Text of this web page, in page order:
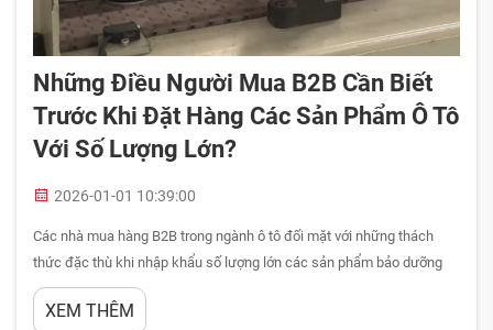
Những Điều Người Mua B2B Cần Biết
Trước Khi Đặt Hàng Các Sản Phẩm Ô Tô
Với Số Lượng Lớn?
2026-01-01 10:39:00
Các nhà mua hàng B2B trong ngành ô tô đối mặt với những thách
thức đặc thù khi nhập khẩu số lượng lớn các sản phẩm bảo dưỡng
chuyên dụng. Việc hiểu rõ các yếu tố then chốt ảnh hưởng đến quyết
định mua hàng số lượng lớn có thể tạo nên sự khác biệt giữa hiệu
XEM THÊM